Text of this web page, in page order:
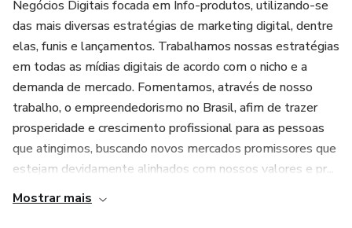
Negócios Digitais focada em Info-produtos, utilizando-se
das mais diversas estratégias de marketing digital, dentre
elas, funis e lançamentos. Trabalhamos nossas estratégias
em todas as mídias digitais de acordo com o nicho e a
demanda de mercado. Fomentamos, através de nosso
trabalho, o empreendedorismo no Brasil, afim de trazer
prosperidade e crescimento profissional para as pessoas
que atingimos, buscando novos mercados promissores que
estejam devidamente alinhados com nossos valores e pr...
Mostrar mais